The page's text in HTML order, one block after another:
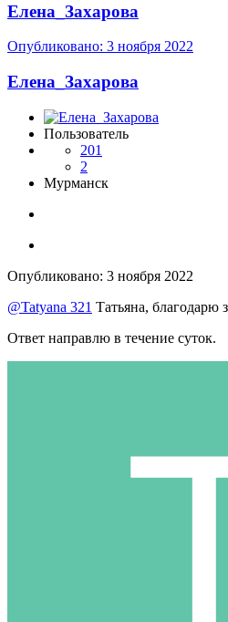
Елена_Захарова
Опубликовано: 3 ноября 2022
Елена_Захарова
Пользователь
201
2
Мурманск
Опубликовано: 3 ноября 2022
@Tatyana 321 Татьяна, благодарю
Ответ направлю в течение суток.